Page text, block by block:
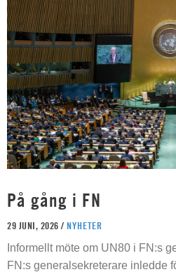
På gång i FN
29 JUNI, 2026 / NYHETER
Informellt möte om UN80 i FN:s
FN:s generalsekreterare inledde